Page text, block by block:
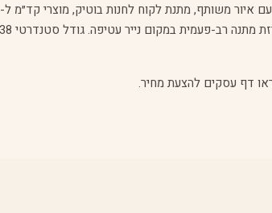
עם איור משותף, מתנת לקוח לחנות בוטיק, מוצרי קד״מ ל-
דף עסקים להצעת מחיר.